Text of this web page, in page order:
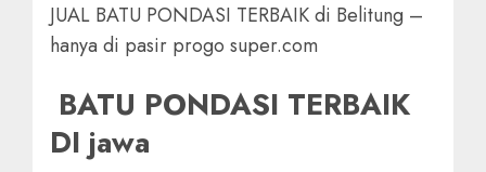
JUAL BATU PONDASI TERBAIK di Belitung –
hanya di pasir progo super.com
BATU PONDASI TERBAIK
DI jawa